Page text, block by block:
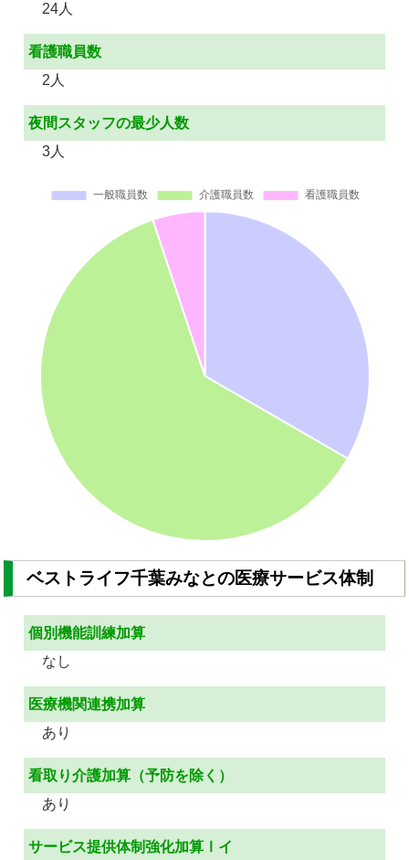
24人
看護職員数
2人
夜間スタッフの最少人数
3人
ベストライフ千葉みなとの医療サービス体制
個別機能訓練加算
なし
医療機関連携加算
あり
看取り介護加算（予防を除く）
あり
サービス提供体制強化加算Ⅰイ